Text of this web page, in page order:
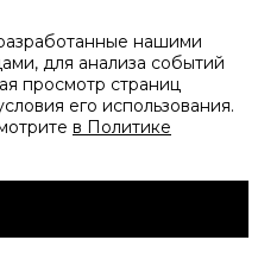
нашими
для анализа событий
просмотр страниц
его использования.
в Политике